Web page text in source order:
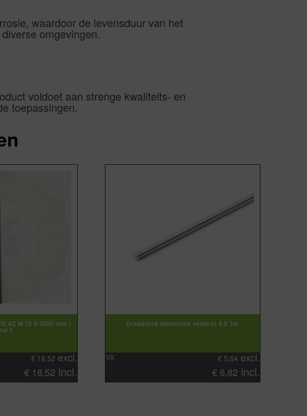
waardoor de levensduur van het
omgevingen.
voldoet aan strenge kwaliteits- en
toepassingen.
A2 M 12 X 3000 mm |
1
€ 18,52 excl.
€ 18,52 incl.
Draadeind thermisch verzinkt 8.8 1m
Va: € 5,64 excl.
€ 6,82 incl.